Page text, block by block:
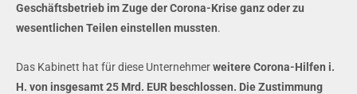
Geschäftsbetrieb im Zuge der Corona-Krise ganz oder zu
wesentlichen Teilen einstellen mussten.
Das Kabinett hat für diese Unternehmerweitere Corona-Hilfen i.
H. von insgesamt 25 Mrd. EUR beschlossen. Die Zustimmung